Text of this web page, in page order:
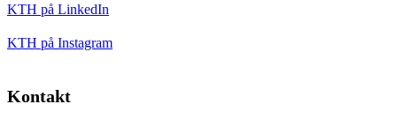
KTH på LinkedIn
KTH på Instagram
Kontakt